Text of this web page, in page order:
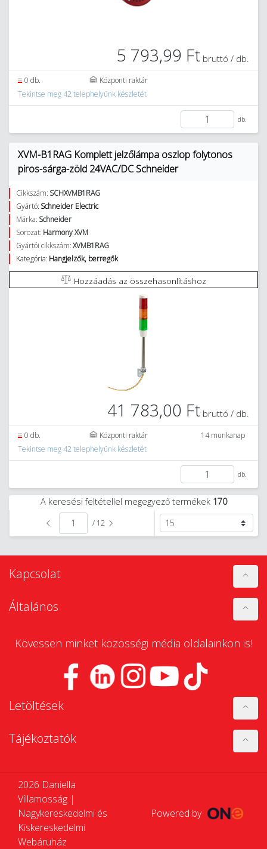
5 793,99 Ft bruttó / db.
0 db.
Központi raktár
Tekintse meg 42 telephelyünk készletét
db.
XVM-B1RAG Komplett jelzőlámpa oszlop folytonos
piros-sárga-zöld 24VAC/DC Schneider
Cikkszám: SCHXVMB1RAG
Gyártó: Schneider Electric
Márka: Schneider
Sorozat: Harmony XVM
Gyártói cikkszám:XVMB1RAG
Kategória: Hangjelzők, berregők
Hozzáadás az összehasonlításhoz
41 783,00 Ft bruttó / db.
0 db. Központi raktár
14 munkanap
Tekintse meg 42 telephelyünk készletét
db.
A keresési feltétellel megegyező termékek 170
/ 12
Kapcsolat
Általános
Kövessen minket közösségi média oldalainkon is!
Letöltések
Tájékoztatók
2026 Daniella
Villamosság |
Nagykereskedelmi és
Kiskereskedelmi
Webáruház
Powered by